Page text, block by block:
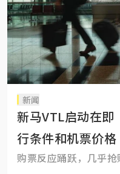
新闻
新马VTL启动在
行条件和机票价格
购票反应踊跃，几乎抢